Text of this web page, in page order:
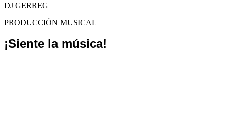
DJ GERREG
PRODUCCIÓN MUSICAL
¡Siente la música!